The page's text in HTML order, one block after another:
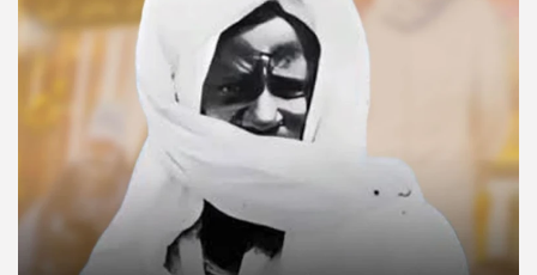
© Copyright 2025, APS